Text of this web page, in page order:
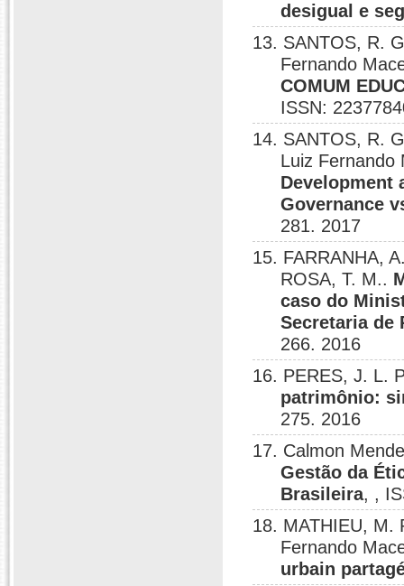
desigual e
13. SANTOS, R.
Fernando
COMUM
ISSN:
14. SANTOS, R.
Luiz
Development
Governance
281. 2017
15. FARRANHA,
ROSA, T. M..
caso do
Secretaria de
266. 2016
16. PERES, J. L.
patrimônio:
275. 2016
17. Calmon
Gestão da
Brasileira, ,
18. MATHIEU, M.
Fernando
urbain